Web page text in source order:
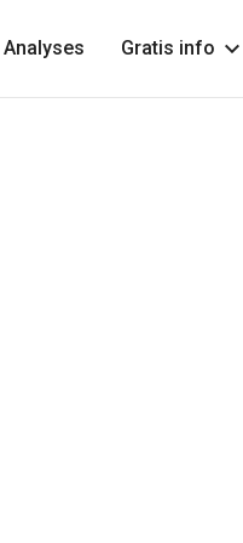
Analyses Gratis info